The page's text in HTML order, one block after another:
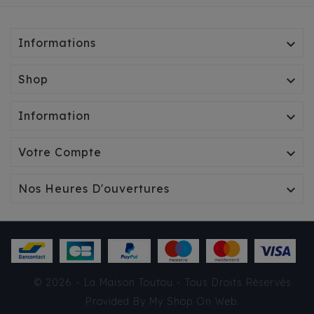
BANDANA
MILK&PEPPER -
Informations 
Shop 
Information 
Votre Compte 
Nos Heures D'ouvertures 
© 2026 - La Maison Toutou - Tous Droits Réservés
Provided By My Shop On Web